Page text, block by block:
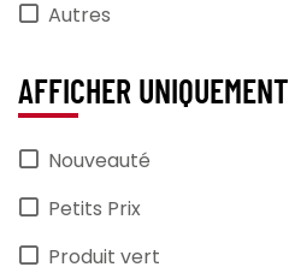
Autres
AFFICHER UNIQUEMENT
Nouveauté
Petits Prix
Produit vert